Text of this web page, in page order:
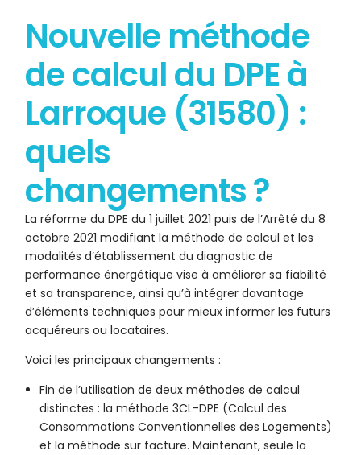
Nouvelle méthode
de calcul du DPE à
Larroque (31580) :
quels
changements ?
La réforme du DPE du 1 juillet 2021 puis de l’Arrêté du 8
octobre 2021 modifiant la méthode de calcul et les
modalités d’établissement du diagnostic de
performance énergétique vise à améliorer sa fiabilité
et sa transparence, ainsi qu’à intégrer davantage
d’éléments techniques pour mieux informer les futurs
acquéreurs ou locataires.
Voici les principaux changements :
Fin de l’utilisation de deux méthodes de calcul
distinctes : la méthode 3CL-DPE (Calcul des
Consommations Conventionnelles des Logements)
et la méthode sur facture. Maintenant, seule la